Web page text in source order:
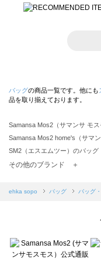
バッグの商品一覧です。他にも
品を取り揃えております。
Samansa Mos2（サマンサ モ
Samansa Mos2 home's（サマ
SM2（エスエムツー）のバッグ
Samansa Mos2 blue（サマンサ
sō4ū（ソウフォーユー）のバッ
Te chichi（テチチ）のバッグ・
Te chichi CLASSIC（テチチ ク
その他のブランド ＋
ehka sopo バッグ バッグ